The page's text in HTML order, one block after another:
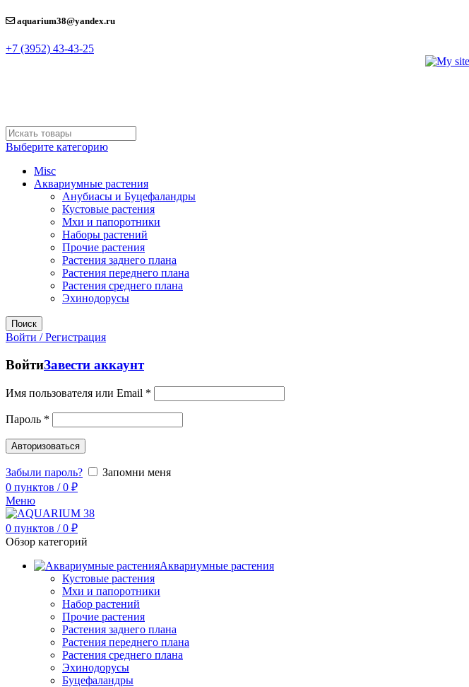
aquarium38@yandex.ru
+7 (3952) 43-43-25
Выберите категорию
Misc
Аквариумные растения
Анубиасы и Буцефаландры
Кустовые растения
Мхи и папоротники
Наборы растений
Прочие растения
Растения заднего плана
Растения переднего плана
Растения среднего плана
Эхинодорусы
Поиск
Войти / Регистрация
ВойтиЗавести аккаунт
Имя пользователя или Email *
Пароль *
Авторизоваться
Забыли пароль?
Запомни меня
0 пунктов / 0 ₽
Меню
0 пунктов / 0 ₽
Обзор категорий
Аквариумные растения
Кустовые растения
Мхи и папоротники
Набор растений
Прочие растения
Растения заднего плана
Растения переднего плана
Растения среднего плана
Эхинодорусы
Буцефаландры